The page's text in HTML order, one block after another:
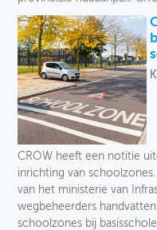
CROW heeft een notitie
inrichting van
van het ministerie van
wegbeheerders
schoolzones bij